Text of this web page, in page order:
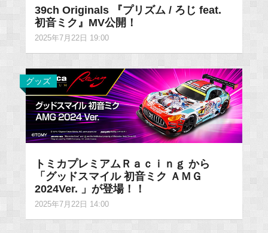
39ch Originals 『プリズム / ろじ feat.
初音ミク』MV公開！
2025年7月22日 19:00
グッズ
トミカプレミアムＲａｃｉｎｇ から
「グッドスマイル 初音ミク ＡＭＧ
2024Ver. 」が登場！！
2025年7月22日 14:00